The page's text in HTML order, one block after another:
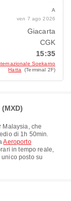
A
ven 7 ago 2026
Giacarta
CGK
15:35
Soekarno
Hatta
(Terminal 2F)
Malaysia, che
di 1h 50min.
Aeroporto
in tempo reale,
posto su